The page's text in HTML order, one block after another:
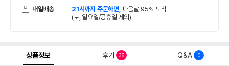
내일배송 21시까지 주문하면, 다음날 95% 도착
(토, 일요일/공휴일 제외)
상품정보 후기 36 Q&A 0